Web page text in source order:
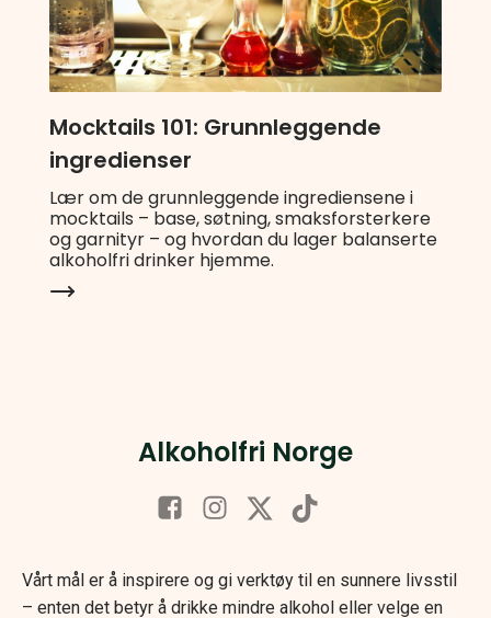
Mocktails 101: Grunnleggende
ingredienser
Lær om de grunnleggende ingrediensene i
mocktails – base, søtning, smaksforsterkere
og garnityr – og hvordan du lager balanserte
alkoholfri drinker hjemme.
Alkoholfri Norge
Vårt mål er å inspirere og gi verktøy til en sunnere livsstil
– enten det betyr å drikke mindre alkohol eller velge en